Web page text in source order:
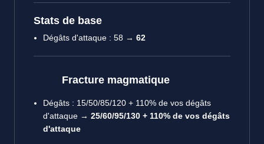
Stats de base
Dégâts d'attaque : 58 → 62
Fracture magmatique
Dégâts : 15/50/85/120 + 110% de vos dégâts
d'attaque → 25/60/95/130 + 110% de vos dégâts
d'attaque